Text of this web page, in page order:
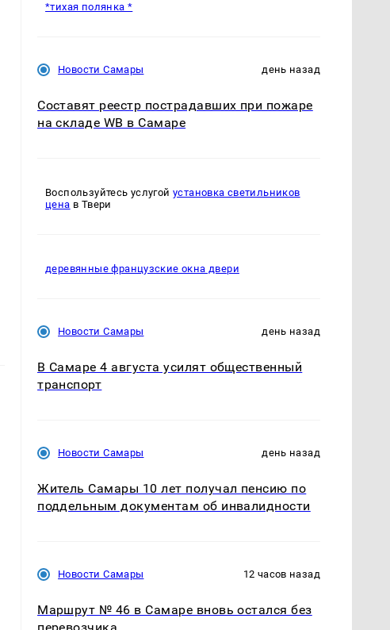
*тихая полянка *
Новости Самары день назад
Составят реестр пострадавших при пожаре
на складе WB в Самаре
Воспользуйтесь услугойустановка светильников
цена в Твери
деревянные французские окна двери
Новости Самары день назад
В Самаре 4 августа усилят общественный
транспорт
Новости Самары день назад
Житель Самары 10 лет получал пенсию по
поддельным документам об инвалидности
Новости Самары 12 часов назад
Маршрут № 46 в Самаре вновь остался без